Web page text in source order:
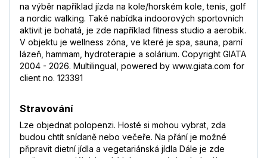
na výběr například jízda na kole/horském kole, tenis, golf
a nordic walking. Také nabídka indoorových sportovních
aktivit je bohatá, je zde například fitness studio a aerobik.
V objektu je wellness zóna, ve které je spa, sauna, parní
lázeň, hammam, hydroterapie a solárium. Copyright GIATA
2004 - 2026. Multilingual, powered by www.giata.com for
client no. 123391
Stravování
Lze objednat polopenzi. Hosté si mohou vybrat, zda
budou chtít snídaně nebo večeře. Na přání je možné
připravit dietní jídla a vegetariánská jídla Dále je zde